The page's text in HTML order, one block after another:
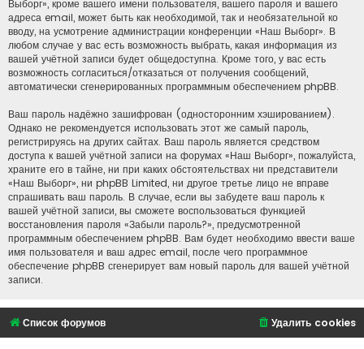
Выборг», кроме вашего имени пользователя, вашего пароля и вашего
адреса email, может быть как необходимой, так и необязательной ко
вводу, на усмотрение администрации конференции «Наш Выборг». В
любом случае у вас есть возможность выбрать, какая информация из
вашей учётной записи будет общедоступна. Кроме того, у вас есть
возможность согласиться/отказаться от получения сообщений,
автоматически сгенерированных программным обеспечением phpBB.
Ваш пароль надёжно зашифрован (односторонним хэшированием).
Однако не рекомендуется использовать этот же самый пароль,
регистрируясь на других сайтах. Ваш пароль является средством
доступа к вашей учётной записи на форумах «Наш Выборг», пожалуйста,
храните его в тайне, ни при каких обстоятельствах ни представители
«Наш Выборг», ни phpBB Limited, ни другое третье лицо не вправе
спрашивать ваш пароль. В случае, если вы забудете ваш пароль к
вашей учётной записи, вы сможете воспользоваться функцией
восстановления пароля «Забыли пароль?», предусмотренной
программным обеспечением phpBB. Вам будет необходимо ввести ваше
имя пользователя и ваш адрес email, после чего программное
обеспечение phpBB сгенерирует вам новый пароль для вашей учётной
записи.
Список форумов Удалить cookies